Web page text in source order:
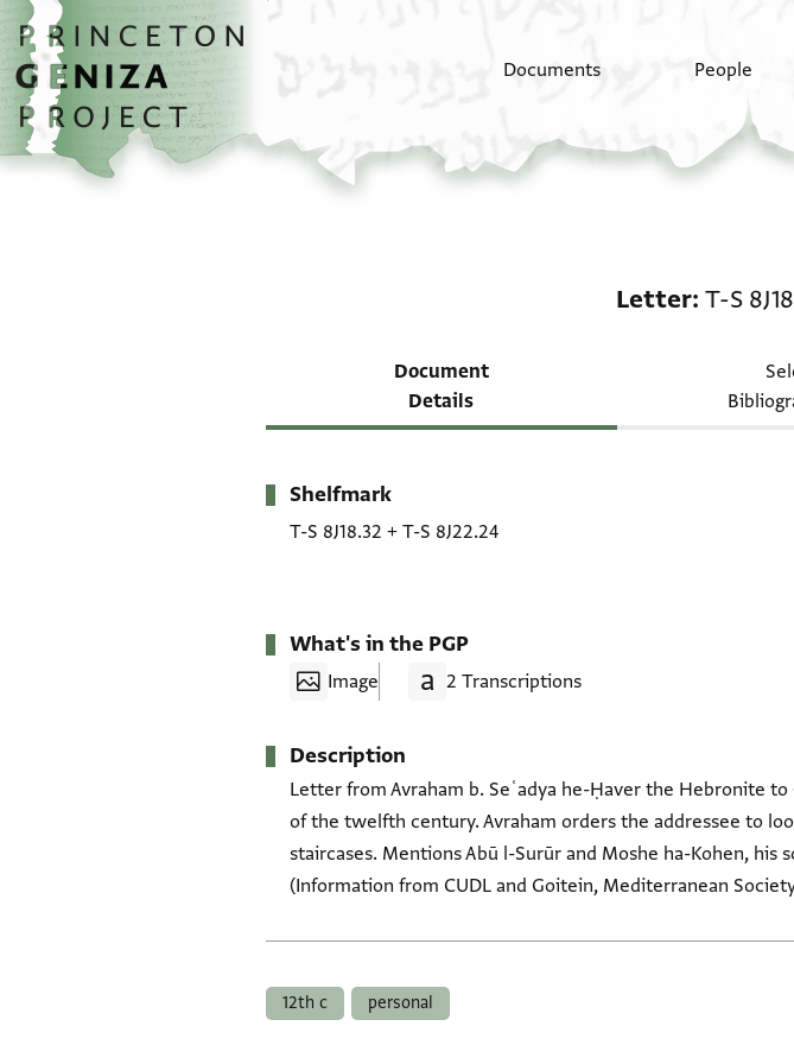
Skip to main content
home
Documents People
Letter T-S
Document
Details
Metadata
Shelfmark
T-S 8J18.32 + T-S 8J22.24
What's in the PGP
Image 2 Transcriptions
Description
Letter from Avraham b. Seʿadya he-Ḥaver the Hebronite
of the twelfth century. Avraham orders the addressee to
staircases. Mentions Abū l-Surūr and Moshe ha-Kohen, his
(Information from CUDL and Goitein, Mediterranean
12th c personal